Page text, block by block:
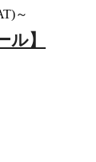
～
ル】